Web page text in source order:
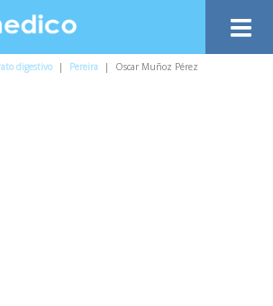
digestivo | Pereira | Oscar Muñoz Pérez